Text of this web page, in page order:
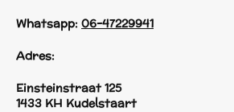
Whatsapp: 06-47229941
Adres:
Einsteinstraat 125
1433 KH Kudelstaart